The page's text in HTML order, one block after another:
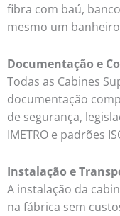
fibra com baú,
mesmo um
Documentação e
Todas as Cabines
documentação
de segurança,
IMETRO e padrões
Instalação e
A instalação da
na fábrica sem